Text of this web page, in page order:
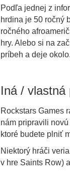
Podľa jednej z
hrdina je 50 ročný
ročného
hry. Alebo si na
príbeh a deje
Iná / vlastná
Rockstars Games
nám pripravili
ktoré budete plniť
Niektorý hráči
v hre Saints Row)